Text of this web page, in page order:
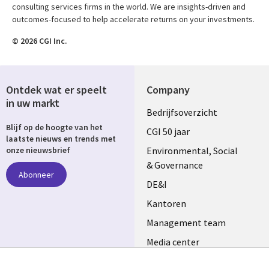
consulting services firms in the world. We are insights-driven and
outcomes-focused to help accelerate returns on your investments.
© 2026 CGI Inc.
Company
Useful
links
NETHERLANDS
Bedrijfsoverzicht
CGI 50 jaar
Environmental, Social
& Governance
DE&I
Kantoren
Management team
Media center
Ontdek wat er speelt
in uw markt
Blijf op de hoogte van het
laatste nieuws en trends met
onze nieuwsbrief
Abonneer